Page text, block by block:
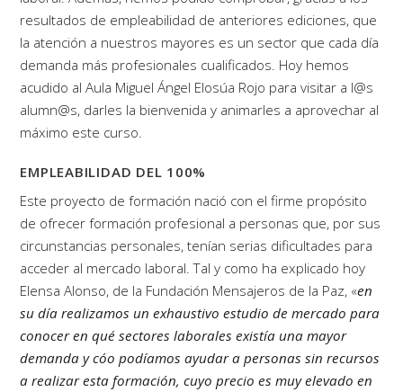
resultados de empleabilidad de anteriores ediciones, que
la atención a nuestros mayores es un sector que cada día
demanda más profesionales cualificados. Hoy hemos
acudido al Aula Miguel Ángel Elosúa Rojo para visitar a l@s
alumn@s, darles la bienvenida y animarles a aprovechar al
máximo este curso.
EMPLEABILIDAD DEL 100%
Este proyecto de formación nació con el firme propósito
de ofrecer formación profesional a personas que, por sus
circunstancias personales, tenían serias dificultades para
acceder al mercado laboral. Tal y como ha explicado hoy
Elensa Alonso, de la Fundación Mensajeros de la Paz, «en
su día realizamos un exhaustivo estudio de mercado para
conocer en qué sectores laborales existía una mayor
demanda y cóo podíamos ayudar a personas sin recursos
a realizar esta formación, cuyo precio es muy elevado en